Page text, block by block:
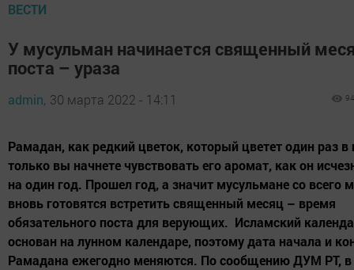
ВЕСТИ
У мусульман начинается священный
поста – ураза
admin, 30 марта 2022 - 14:11
Рамадан, как редкий цветок, который цветет один раз в
только вы начнете чувствовать его аромат, как он
на один год. Прошел год, а значит мусульмане со всего
вновь готовятся встретить священный месяц – время
обязательного поста для верующих. Исламский
основан на лунном календаре, поэтому дата начала и
Рамадана ежегодно меняются. По сообщению ДУМ РТ, в